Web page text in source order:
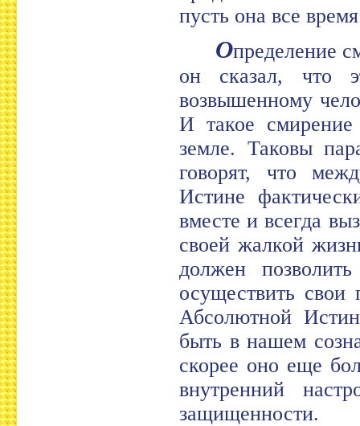
пусть она все
Определение
он сказал, что
возвышенному
И такое
земле. Таковы
говорят, что
Истине
вместе и всегда
своей жалкой
должен
осуществить
Абсолютной
быть в нашем
скорее оно еще
внутренний
защищенности.